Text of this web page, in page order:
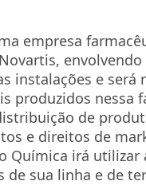
empresa
envolvendo
instalações e
produzidos nessa
de
e direitos de
Química irá
de sua linha e de